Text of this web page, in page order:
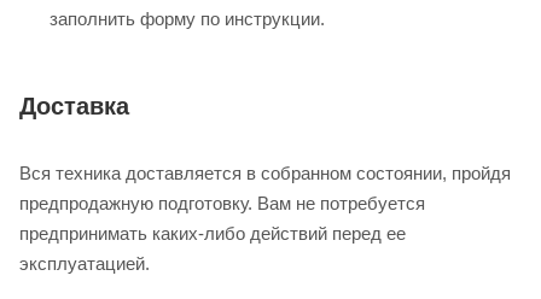
заполнить форму по инструкции.
Доставка
Вся техника доставляется в собранном состоянии, пройдя
предпродажную подготовку. Вам не потребуется
предпринимать каких-либо действий перед ее
эксплуатацией.